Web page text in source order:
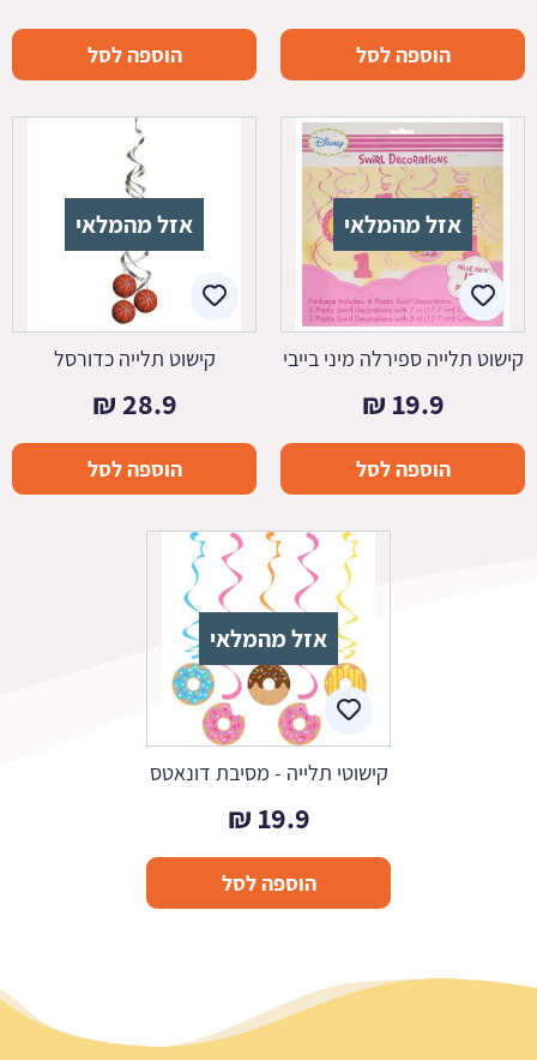
הוספה לסל הוספה לסל
אזל מהמלאי
קישוט תלייה ספירלה מיני בייבי
19.9
₪
הוספה לסל
אזל מהמלאי
קישוט תלייה כדורסל
28.9
₪
הוספה לסל
אזל מהמלאי
קישוטי תלייה - מסיבת דונאטס
19.9
₪
הוספה לסל